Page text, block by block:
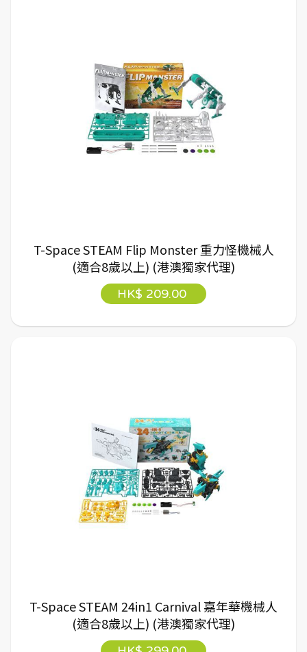
T-Space STEAM Flip Monster 重力怪機械人
(適合8歲以上) (港澳獨家代理)
HK$ 209.00
T-Space STEAM 24in1 Carnival 嘉年華機械人
(適合8歲以上) (港澳獨家代理)